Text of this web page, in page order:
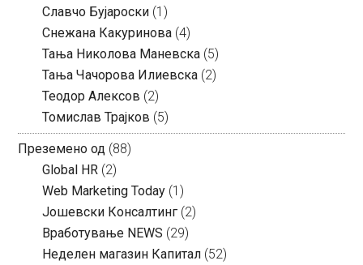
Славчо Бујароски (1)
Снежана Какуринова (4)
Тања Николова Маневска (5)
Тања Чачорова Илиевска (2)
Теодор Алексов (2)
Томислав Трајков (5)
Преземено од (88)
Global HR (2)
Web Marketing Today (1)
Јошевски Консалтинг (2)
Вработување NEWS (29)
Неделен магазин Капитал (52)